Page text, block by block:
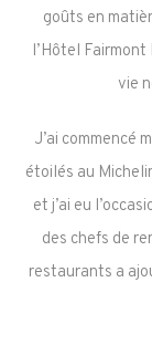
goûts en
l’Hôtel Fairmont
vie
J’ai commencé
étoilés au
et j’ai eu
des chefs de
restaurants a